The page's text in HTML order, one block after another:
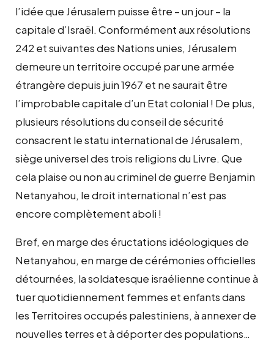
l’idée que Jérusalem puisse être – un jour – la
capitale d’Israël. Conformément aux résolutions
242 et suivantes des Nations unies, Jérusalem
demeure un territoire occupé par une armée
étrangère depuis juin 1967 et ne saurait être
l’improbable capitale d’un Etat colonial ! De plus,
plusieurs résolutions du conseil de sécurité
consacrent le statu international de Jérusalem,
siège universel des trois religions du Livre. Que
cela plaise ou non au criminel de guerre Benjamin
Netanyahou, le droit international n’est pas
encore complètement aboli !
Bref, en marge des éructations idéologiques de
Netanyahou, en marge de cérémonies officielles
détournées, la soldatesque israélienne continue à
tuer quotidiennement femmes et enfants dans
les Territoires occupés palestiniens, à annexer de
nouvelles terres et à déporter des populations…